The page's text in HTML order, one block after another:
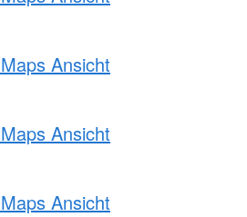
Ansicht
Ansicht
Ansicht